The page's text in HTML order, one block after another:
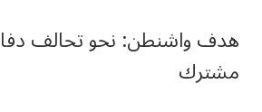
هدف واشنطن: نحو تحالف
مشترك